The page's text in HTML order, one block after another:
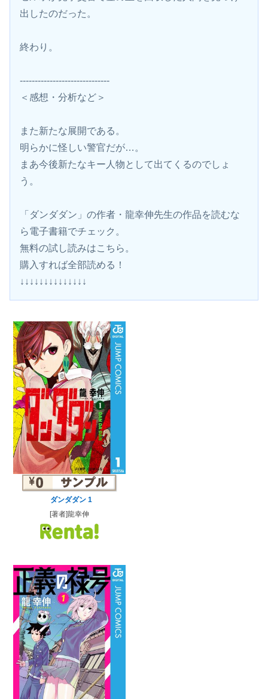
出したのだった。
終わり。
------------------------------
＜感想・分析など＞
また新たな展開である。
明らかに怪しい警官だが…。
まあ今後新たなキー人物として出てくるのでしょ
う。
「ダンダダン」の作者・龍幸伸先生の作品を読むな
ら電子書籍でチェック。
無料の試し読みはこちら。
購入すれば全部読める！
↓↓↓↓↓↓↓↓↓↓↓↓↓↓
ダンダダン 1
[著者]龍幸伸